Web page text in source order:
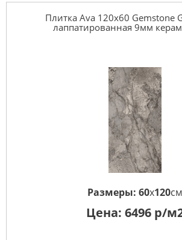
Плитка Ava 120x60 Gemstone
лаппатированная 9мм
Размеры: 60x120см
Цена: 6496 р/